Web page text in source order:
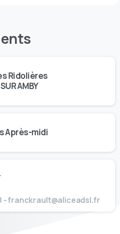
Ridolières
AMBY
Après-midi
- franckrault@aliceadsl.fr